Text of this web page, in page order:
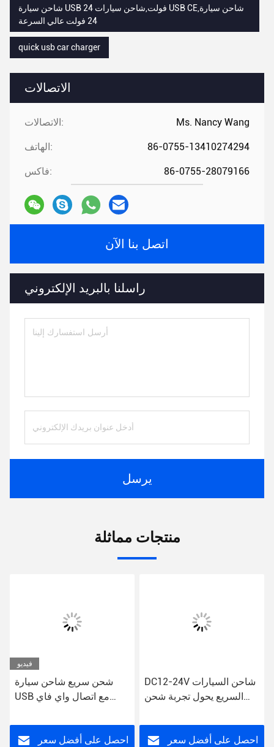
الاتصالات
الاتصالات: Ms. Nancy Wang
الهاتف: 86-0755-13410274294
فاكس: 86-0755-28079166
اتصل بنا الآن
راسلنا بالبريد الإلكتروني
يرسل
شاحن سيارة USB 24 فولت,شاحن سيارات USB CE,شاحن سيارة
24 فولت عالي السرعة
quick usb car charger
منتجات مماثلة
فيديو
شحن سريع شاحن سيارة
USB مع اتصال واي فاي
مدخل 12V - 24V
احصل على أفضل سعر
DC12-24V شاحن السيارات
السريع يحول تجربة شحن
احصل على أفضل سعر